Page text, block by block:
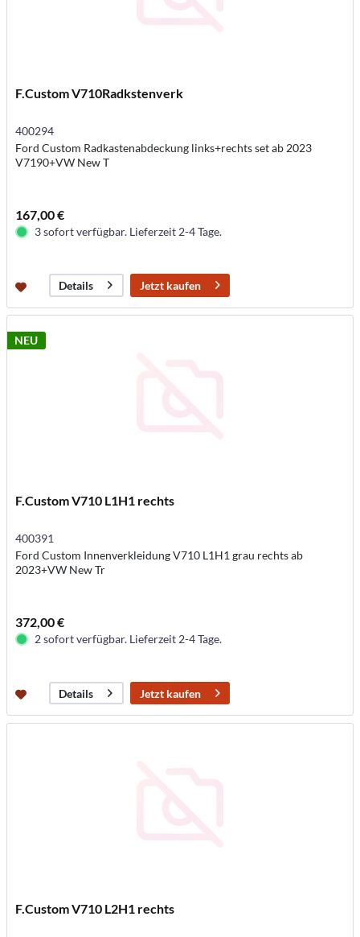
F.Custom V710Radkstenverk
400294
Ford Custom Radkastenabdeckung links+rechts set ab 2023
V7190+VW New T
167,00 €
3 sofort verfügbar. Lieferzeit 2-4 Tage.
Details Jetzt kaufen
NEU
F.Custom V710 L1H1 rechts
400391
Ford Custom Innenverkleidung V710 L1H1 grau rechts ab
2023+VW New Tr
372,00 €
2 sofort verfügbar. Lieferzeit 2-4 Tage.
Details Jetzt kaufen
F.Custom V710 L2H1 rechts